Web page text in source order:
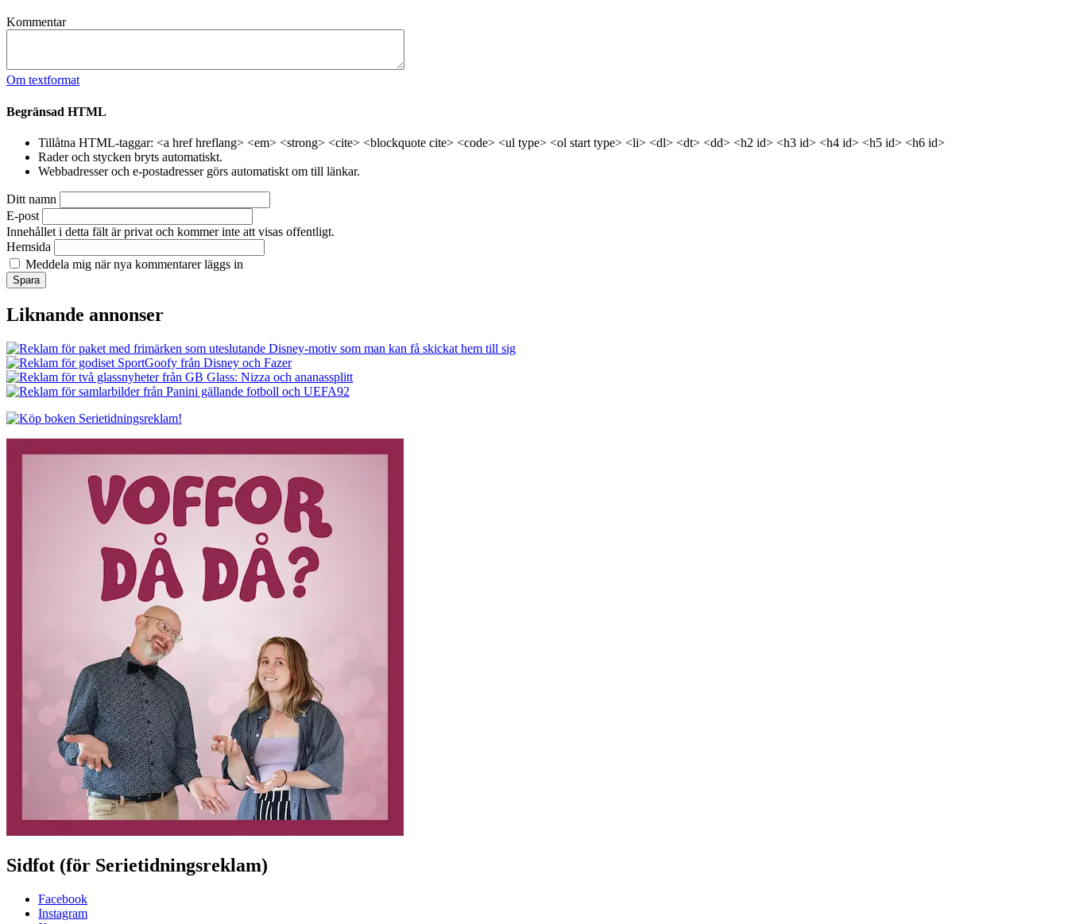
Kommentar
Om textformat
Begränsad HTML
Tillåtna HTML-taggar: <a href hreflang> <em> <strong> <cite> <blockquote cite> <code> <ul type> <ol start type> <li> <dl> <dt> <dd> <h2 id> <h3 id> <h4 id> <h5 id> <h6 id>
Rader och stycken bryts automatiskt.
Webbadresser och e-postadresser görs automatiskt om till länkar.
Ditt namn
E-post
Innehållet i detta fält är privat och kommer inte att visas offentligt.
Hemsida
Meddela mig när nya kommentarer läggs in
Liknande annonser
Sidfot (för Serietidningsreklam)
Facebook
Instagram